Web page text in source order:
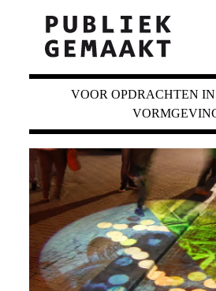
VOOR OPDRACHTEN